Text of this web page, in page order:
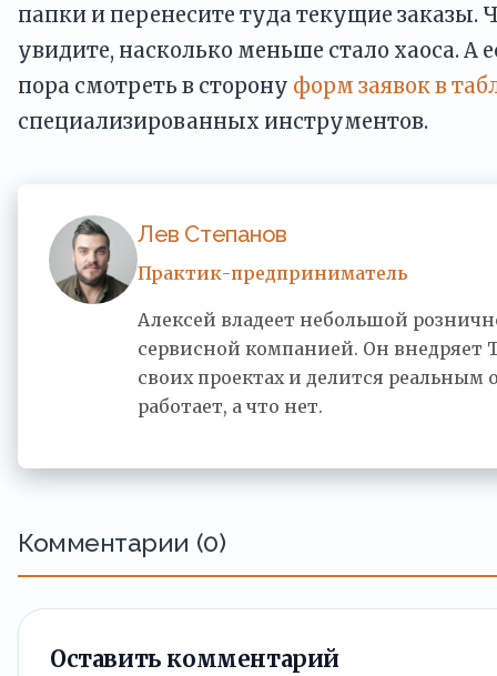
папки и перенесите туда текущие заказы.
увидите, насколько меньше стало хаоса. А
пора смотреть в сторону форм заявок в
специализированных инструментов.
Лев Степанов
Практик-предприниматель
Алексей владеет небольшой
сервисной компанией. Он внедряет
своих проектах и делится реальным
работает, а что нет.
Комментарии (0)
Оставить комментарий